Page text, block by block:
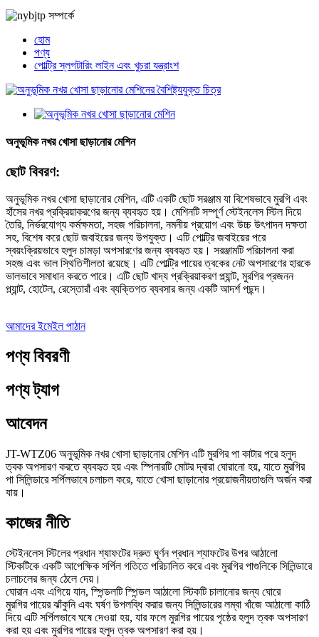
হোম
পণ্য
পোল্ট্রি স্লগটারিং লাইন এবং খুচরা যন্ত্রাংশ
অনুভূমিক নখর খোসা ছাড়ানোর মেশিন
ছোট বিবরণ:
অনুভূমিক নখর খোসা ছাড়ানোর মেশিন, এটি একটি ছোট সরঞ্জাম যা বিশেষভাবে মুরগি এবং
হাঁসের নখর প্রক্রিয়াকরণের জন্য ব্যবহৃত হয়। মেশিনটি সম্পূর্ণ স্টেইনলেস স্টিল দিয়ে
তৈরি, নির্ভরযোগ্য কর্মক্ষমতা, সহজ পরিচালনা, নমনীয় প্রয়োগ এবং উচ্চ উৎপাদন দক্ষতা
সহ, বিশেষ করে ছোট জবাইয়ের জন্য উপযুক্ত। এটি পোল্ট্রি জবাইয়ের পরে
স্বয়ংক্রিয়ভাবে হলুদ চামড়া অপসারণের জন্য ব্যবহৃত হয়। সরঞ্জামটি পরিচালনা করা
সহজ এবং ভাল স্থিতিশীলতা রয়েছে। এটি পোল্ট্রি পায়ের ত্বকের নেট অপসারণের হারকে
ভালভাবে সমাধান করতে পারে। এটি ছোট খাদ্য প্রক্রিয়াকরণ প্ল্যান্ট, মুরগির প্রজনন
প্ল্যান্ট, হোটেল, রেস্তোরাঁ এবং ব্যক্তিগত ব্যবসার জন্য একটি আদর্শ পছন্দ।
আমাদের ইমেইল পাঠান
পণ্য বিবরণী
পণ্য ট্যাগ
আবেদন
JT-WTZ06 অনুভূমিক নখর খোসা ছাড়ানোর মেশিন এটি মুরগির পা কাটার পরে হলুদ
ত্বক অপসারণ করতে ব্যবহৃত হয় এবং স্পিনারটি মোটর দ্বারা ঘোরানো হয়, যাতে মুরগির
পা সিলিন্ডারে সর্পিলভাবে চলাচল করে, যাতে খোসা ছাড়ানোর প্রয়োজনীয়তাগুলি অর্জন করা
যায়।
কাজের নীতি
স্টেইনলেস স্টিলের প্রধান শ্যাফটের দ্রুত ঘূর্ণন প্রধান শ্যাফটের উপর আঠালো
স্টিকটিকে একটি আপেক্ষিক সর্পিল গতিতে পরিচালিত করে এবং মুরগির পাগুলিকে সিলিন্ডারে
চলাচলের জন্য ঠেলে দেয়।
ঘোরান এবং এগিয়ে যান, স্পিন্ডলটি স্পিন্ডল আঠালো স্টিকটি চালানোর জন্য ঘোরে
মুরগির পায়ের ঝাঁকুনি এবং ঘর্ষণ উপলব্ধি করার জন্য সিলিন্ডারের লম্বা খাঁজে আঠালো কাঠি
দিয়ে এটি সর্পিলভাবে ঘষে দেওয়া হয়, যার ফলে মুরগির পায়ের পৃষ্ঠের হলুদ ত্বক অপসারণ
করা হয় এবং মুরগির পায়ের হলুদ ত্বক অপসারণ করা হয়।